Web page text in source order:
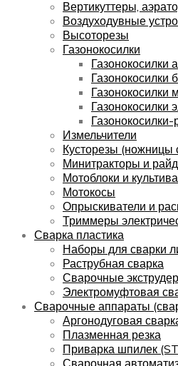
Вертикуттеры,
Воздуходувные
Высоторезы
Газонокосилки
Газонокосилки
Газонокосилки
Газонокосилки
Газонокосилки
Измельчители
Кусторезы (ножницы
Минитракторы и
Мотоблоки и
Мотокосы
Опрыскиватели и
Триммеры
Сварка пластика
Наборы для сварки
Раструбная сварка
Сварочные
Электромуфтовая
Сварочные аппараты
Аргонодуговая
Плазменная резка
Приварка шпилек
Сварочная